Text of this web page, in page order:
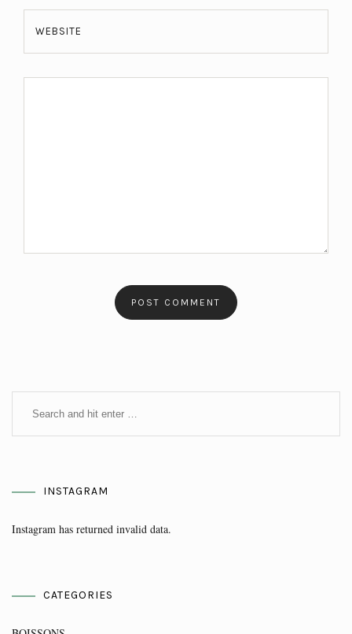
WEBSITE
INSTAGRAM
Instagram has returned invalid data.
CATEGORIES